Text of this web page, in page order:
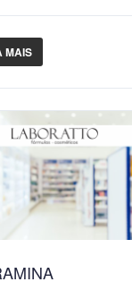
MAIS